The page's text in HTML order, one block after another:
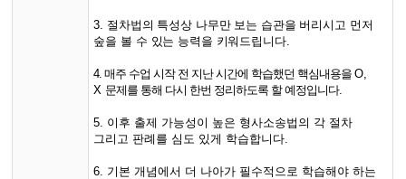
3. 절차법의 특성상 나무만 보는 습관을 버리시고 먼저
숲을 볼 수 있는 능력을 키워드립니다.
4. 매주 수업 시작 전 지난 시간에 학습했던 핵심내용을O,
X 문제를 통해 다시 한번 정리하도록 할 예정입니다.
5. 이후 출제 가능성이 높은 형사소송법의 각 절차
그리고 판례를 심도 있게 학습합니다.
6. 기본 개념에서 더 나아가 필수적으로 학습해야 하는